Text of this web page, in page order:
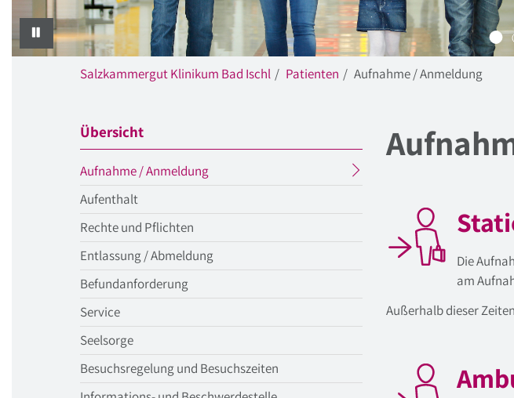
PAUSE
Salzkammergut Klinikum Bad Ischl Patienten Aufnahme / Anmeldung
Übersicht
Aufnahme / Anmeldungaktueller
Menüpunkt
Aufenthalt
Rechte und Pflichten
Entlassung / Abmeldung
Befundanforderung
Service
Seelsorge
Besuchsregelung und Besuchszeiten
Die
am
Außerhalb dieser